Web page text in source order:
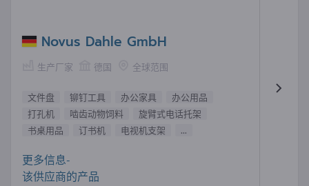
Novus Dahle GmbH
生产厂家 德国 全球范围
文件盘 铆钉工具 办公家具
办公用品
打孔机
啮齿动物饲料
旋臂式电话托架
书桌用品
订书机 电视机支架 ...
更多信息-
该供应商的产品